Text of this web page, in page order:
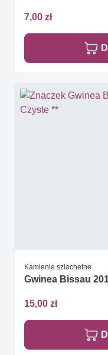
7,00 zł
Kamienie szlachetne
Gwinea Bissau
15,00 zł